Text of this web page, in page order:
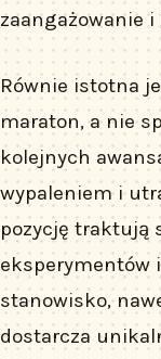
zaangażowanie i
Równie istotna
maraton, a nie
kolejnych
wypaleniem i
pozycję traktują
eksperymentów
stanowisko,
dostarcza